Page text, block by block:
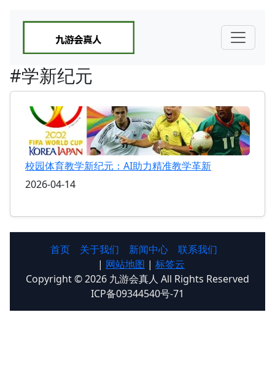
#学新纪元
校园体育教学新纪元：AI助力精准教学革新
2026-04-14
首页 关于我们 新闻中心
联系我们
| 网站地图 | 标签云
Copyright © 2026 九游会真人 All Rights Reserved
ICP备09344540号-71